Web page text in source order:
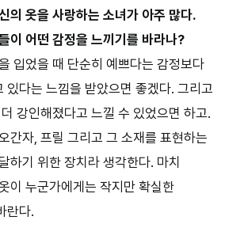
의 옷을 사랑하는 소녀가 아주 많다.
이 어떤 감정을 느끼기를 바라나?
입었을 때 단순히 예쁘다는 감정보다
있다는 느낌을 받았으면 좋겠다. 그리고
강인해졌다고 느낄 수 있었으면 하고.
간자, 프릴 그리고 그 소재를 표현하는
하기 위한 장치라 생각한다. 마치
이 누군가에게는 작지만 확실한
란다.